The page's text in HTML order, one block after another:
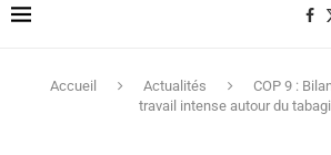
Accueil Actualités
COP 9 :
travail intense autour du